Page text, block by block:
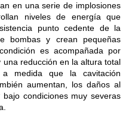
en una serie de implosiones
niveles de energía que
punto cedente de la
bombas y crean pequeñas
es acompañada por
reducción en la altura total
medida que la cavitación
aumentan, los daños al
condiciones muy severas